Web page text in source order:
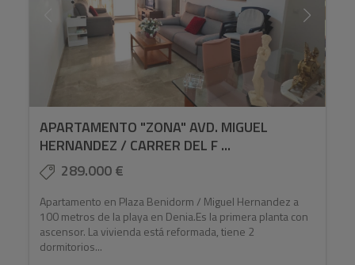
APARTAMENTO "ZONA" AVD. MIGUEL
HERNANDEZ / CARRER DEL F ...
289.000 €
Apartamento en Plaza Benidorm / Miguel Hernandez a
100 metros de la playa en Denia.Es la primera planta con
ascensor. La vivienda está reformada, tiene 2
dormitorios...